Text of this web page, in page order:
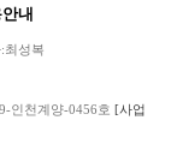
내
최성복
인천계양-0456호 [사업